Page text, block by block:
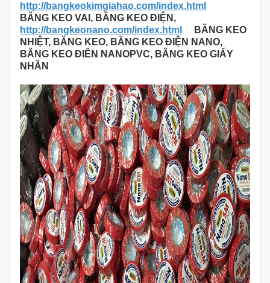
http://bangkeokimgiahao.com/index.html
BĂNG KEO VAI, BĂNG KEO ĐIỆN,
http://bangkeonano.com/index.html
BĂNG KEO
NHIỆT, BĂNG KEO, BĂNG KEO ĐIỆN NANO,
BĂNG KEO ĐIÊN NANOPVC, BĂNG KEO GIẤY
NHĂN